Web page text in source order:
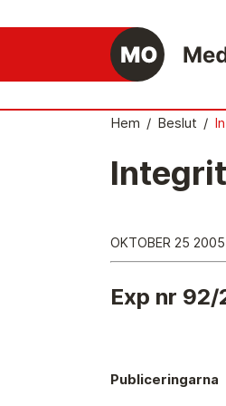
Det
Mediernas
besluten
Vill du
Hem / Beslut /
OKTOBER 25 2005
Exp nr
Publiceringarna